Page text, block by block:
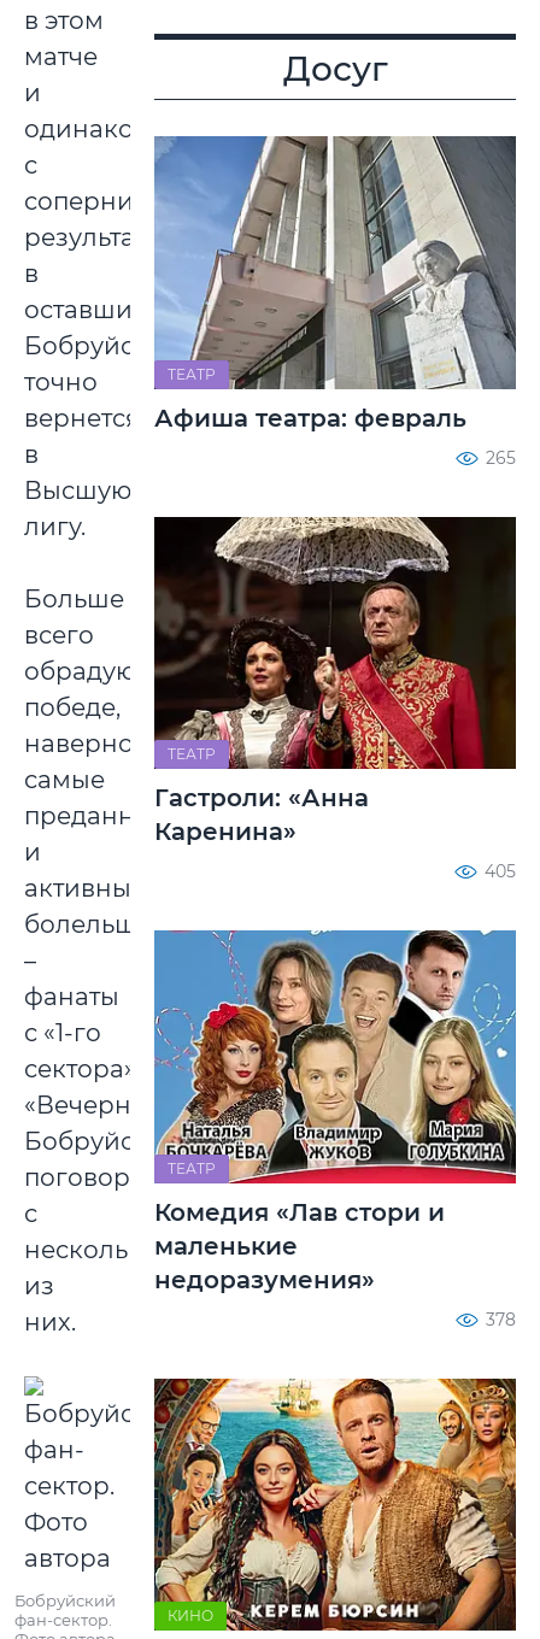
в этом
матче
и
одинаковых
с
соперниками
результатах
в
оставшихся
Бобруйск
точно
вернется
в
Высшую
лигу.
Больше
всего
обрадуются
победе,
наверное,
самые
преданные
и
активные
болельщики
–
фанаты
с «1-го
сектора».
«Вечерний
Бобруйск»
поговорил
с
несколькими
из
них.
Бобруйский
фан-сектор.
Досуг
ТЕАТР
Афиша театра: февраль
265
ТЕАТР
Гастроли: «Анна
Каренина»
405
ТЕАТР
Комедия «Лав стори и
маленькие
недоразумения»
378
КИНО